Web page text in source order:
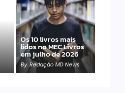
Os 10 livros mais
lidos no MEC Livros
em julho de 2026
By Redação MD News